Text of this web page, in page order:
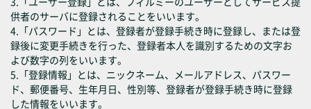
供者のサーバに登録されることをいいます。
4.「パスワード」とは、登録者が登録手続き時に登録し、または登
録後に変更手続きを行った、登録者本人を識別するための文字お
よび数字の列をいいます。
5.「登録情報」とは、ニックネーム、メールアドレス、パスワー
ド、郵便番号、生年月日、性別等、登録者が登録手続き時に登録
した情報をいいます。